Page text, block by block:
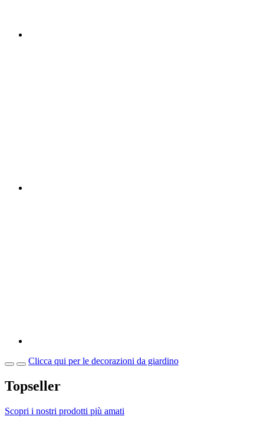
Clicca qui per le decorazioni da giardino
Topseller
Scopri i nostri prodotti più amati